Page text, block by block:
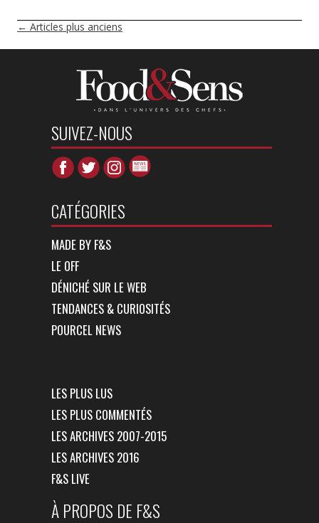
NAVIGATION
DES
← Articles plus anciens
SUIVEZ-NOUS
CATÉGORIES
MADE BY F&S
LE OFF
DÉNICHÉ SUR LE WEB
TENDANCES & CURIOSITÉS
POURCEL NEWS
LES PLUS LUS
LES PLUS COMMENTÉS
LES ARCHIVES 2007-2015
LES ARCHIVES 2016
F&S LIVE
À PROPOS DE F&S